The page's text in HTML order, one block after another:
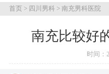
首页> 四川男科> 南充男科医院
南充比较好
时间：